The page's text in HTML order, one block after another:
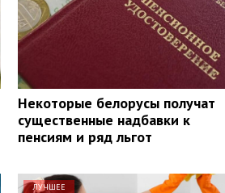
Некоторые белорусы получат
существенные надбавки к
пенсиям и ряд льгот
ЛУЧШЕЕ